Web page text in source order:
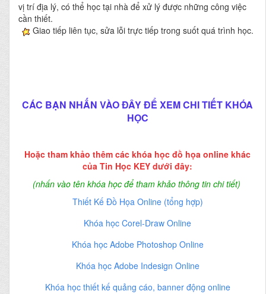
vị trí địa lý, có thể học tại nhà để xử lý được những công việc
cần thiết.
Giao tiếp liên tục, sửa lỗi trực tiếp trong suốt quá trình học.
CÁC BẠN NHẤN VÀO ĐÂY ĐỂ XEM CHI TIẾT KHÓA
HỌC
Hoặc tham khảo thêm các khóa học đồ họa online khác
của Tin Học KEY dưới đây:
(nhấn vào tên khóa học để tham khảo thông tin chi tiết)
Thiết Kế Đồ Họa Online (tổng hợp)
Khóa học Corel-Draw Online
Khóa học Adobe Photoshop Online
Khóa học Adobe Indesign Online
Khóa học thiết kế quảng cáo, banner động online